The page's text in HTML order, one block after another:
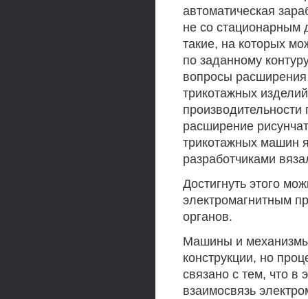
автоматическая
не со стационарным
такие, на которых
по заданному
вопросы
трикотажных
расширение
трикотажных машин
разработчиками
Достигнуть этого
электромагнитным
органов.
Машины и
конструкции, но
связано с тем, что в
взаимосвязь